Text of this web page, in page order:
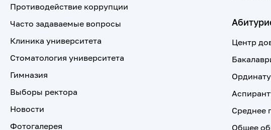
Противодействие коррупции
Часто задаваемые вопросы
Клиника университета
Стоматология университета
Гимназия
Выборы ректора
Новости
Фотогалерея
Центр
Среднее
Общее